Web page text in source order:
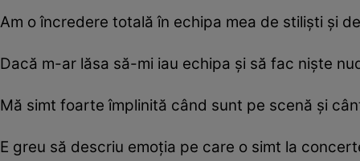
Am o încredere totală în echipa mea de stilişti şi
Dacă m-ar lăsa să-mi iau echipa şi să fac nişte
Mă simt foarte împlinită când sunt pe scenă şi
E greu să descriu emoţia pe care o simt la